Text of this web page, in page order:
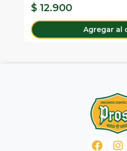
$ 12.900
Agregar al